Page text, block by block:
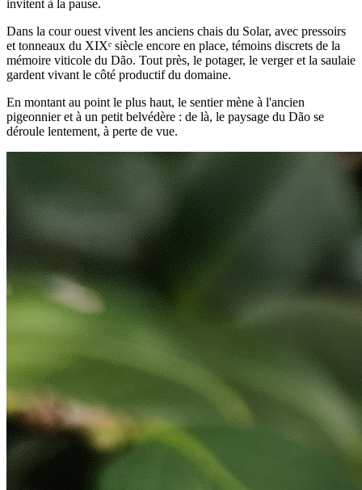
invitent à la pause.
Dans la cour ouest vivent les anciens chais du Solar, avec pressoirs
et tonneaux du XIXᵉ siècle encore en place, témoins discrets de la
mémoire viticole du Dão. Tout près, le potager, le verger et la saulaie
gardent vivant le côté productif du domaine.
En montant au point le plus haut, le sentier mène à l'ancien
pigeonnier et à un petit belvédère : de là, le paysage du Dão se
déroule lentement, à perte de vue.